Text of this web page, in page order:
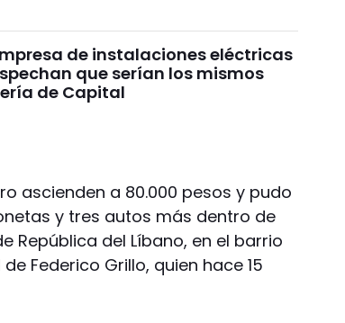
de instalaciones eléctricas
que serían los mismos
de Capital
ascienden a 80.000 pesos y pudo
y tres autos más dentro de
República del Líbano, en el barrio
Federico Grillo, quien hace 15